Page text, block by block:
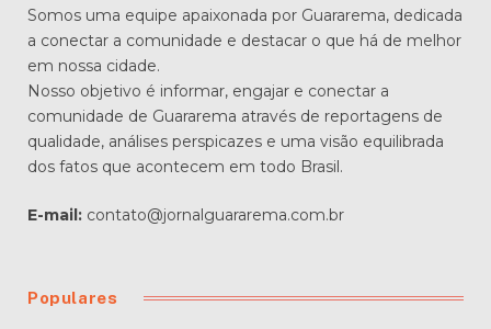
Somos uma equipe apaixonada por Guararema, dedicada
a conectar a comunidade e destacar o que há de melhor
em nossa cidade.
Nosso objetivo é informar, engajar e conectar a
comunidade de Guararema através de reportagens de
qualidade, análises perspicazes e uma visão equilibrada
dos fatos que acontecem em todo Brasil.
E-mail: contato@jornalguararema.com.br
Populares